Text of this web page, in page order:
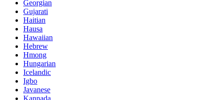
Georgian
Gujarati
Haitian
Hausa
Hawaiian
Hebrew
Hmong
Hungarian
Icelandic
Igbo
Javanese